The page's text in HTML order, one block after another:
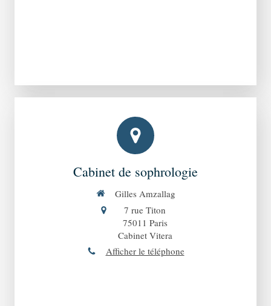
Cabinet de sophrologie
Gilles Amzallag
7 rue Titon
75011 Paris
Cabinet Vitera
Afficher le téléphone